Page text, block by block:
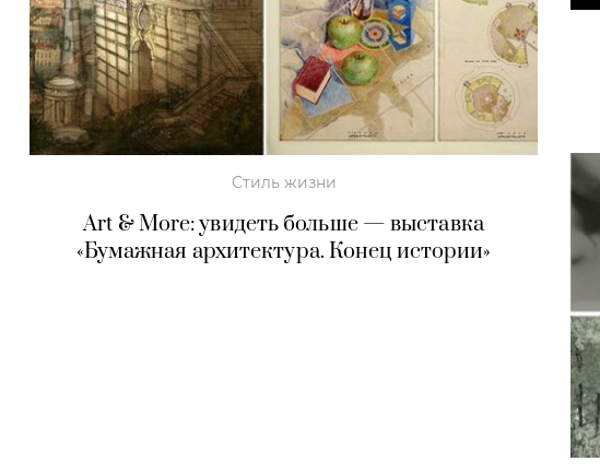
Стиль жизни
Art & More: увидеть больше — выставка
«Бумажная архитектура. Конец истории»